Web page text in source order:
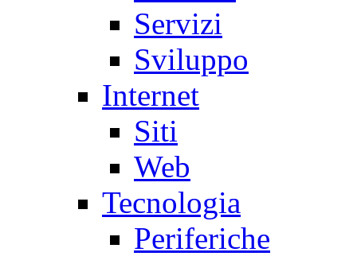
Servizi
Sviluppo
Internet
Siti
Web
Tecnologia
Periferiche